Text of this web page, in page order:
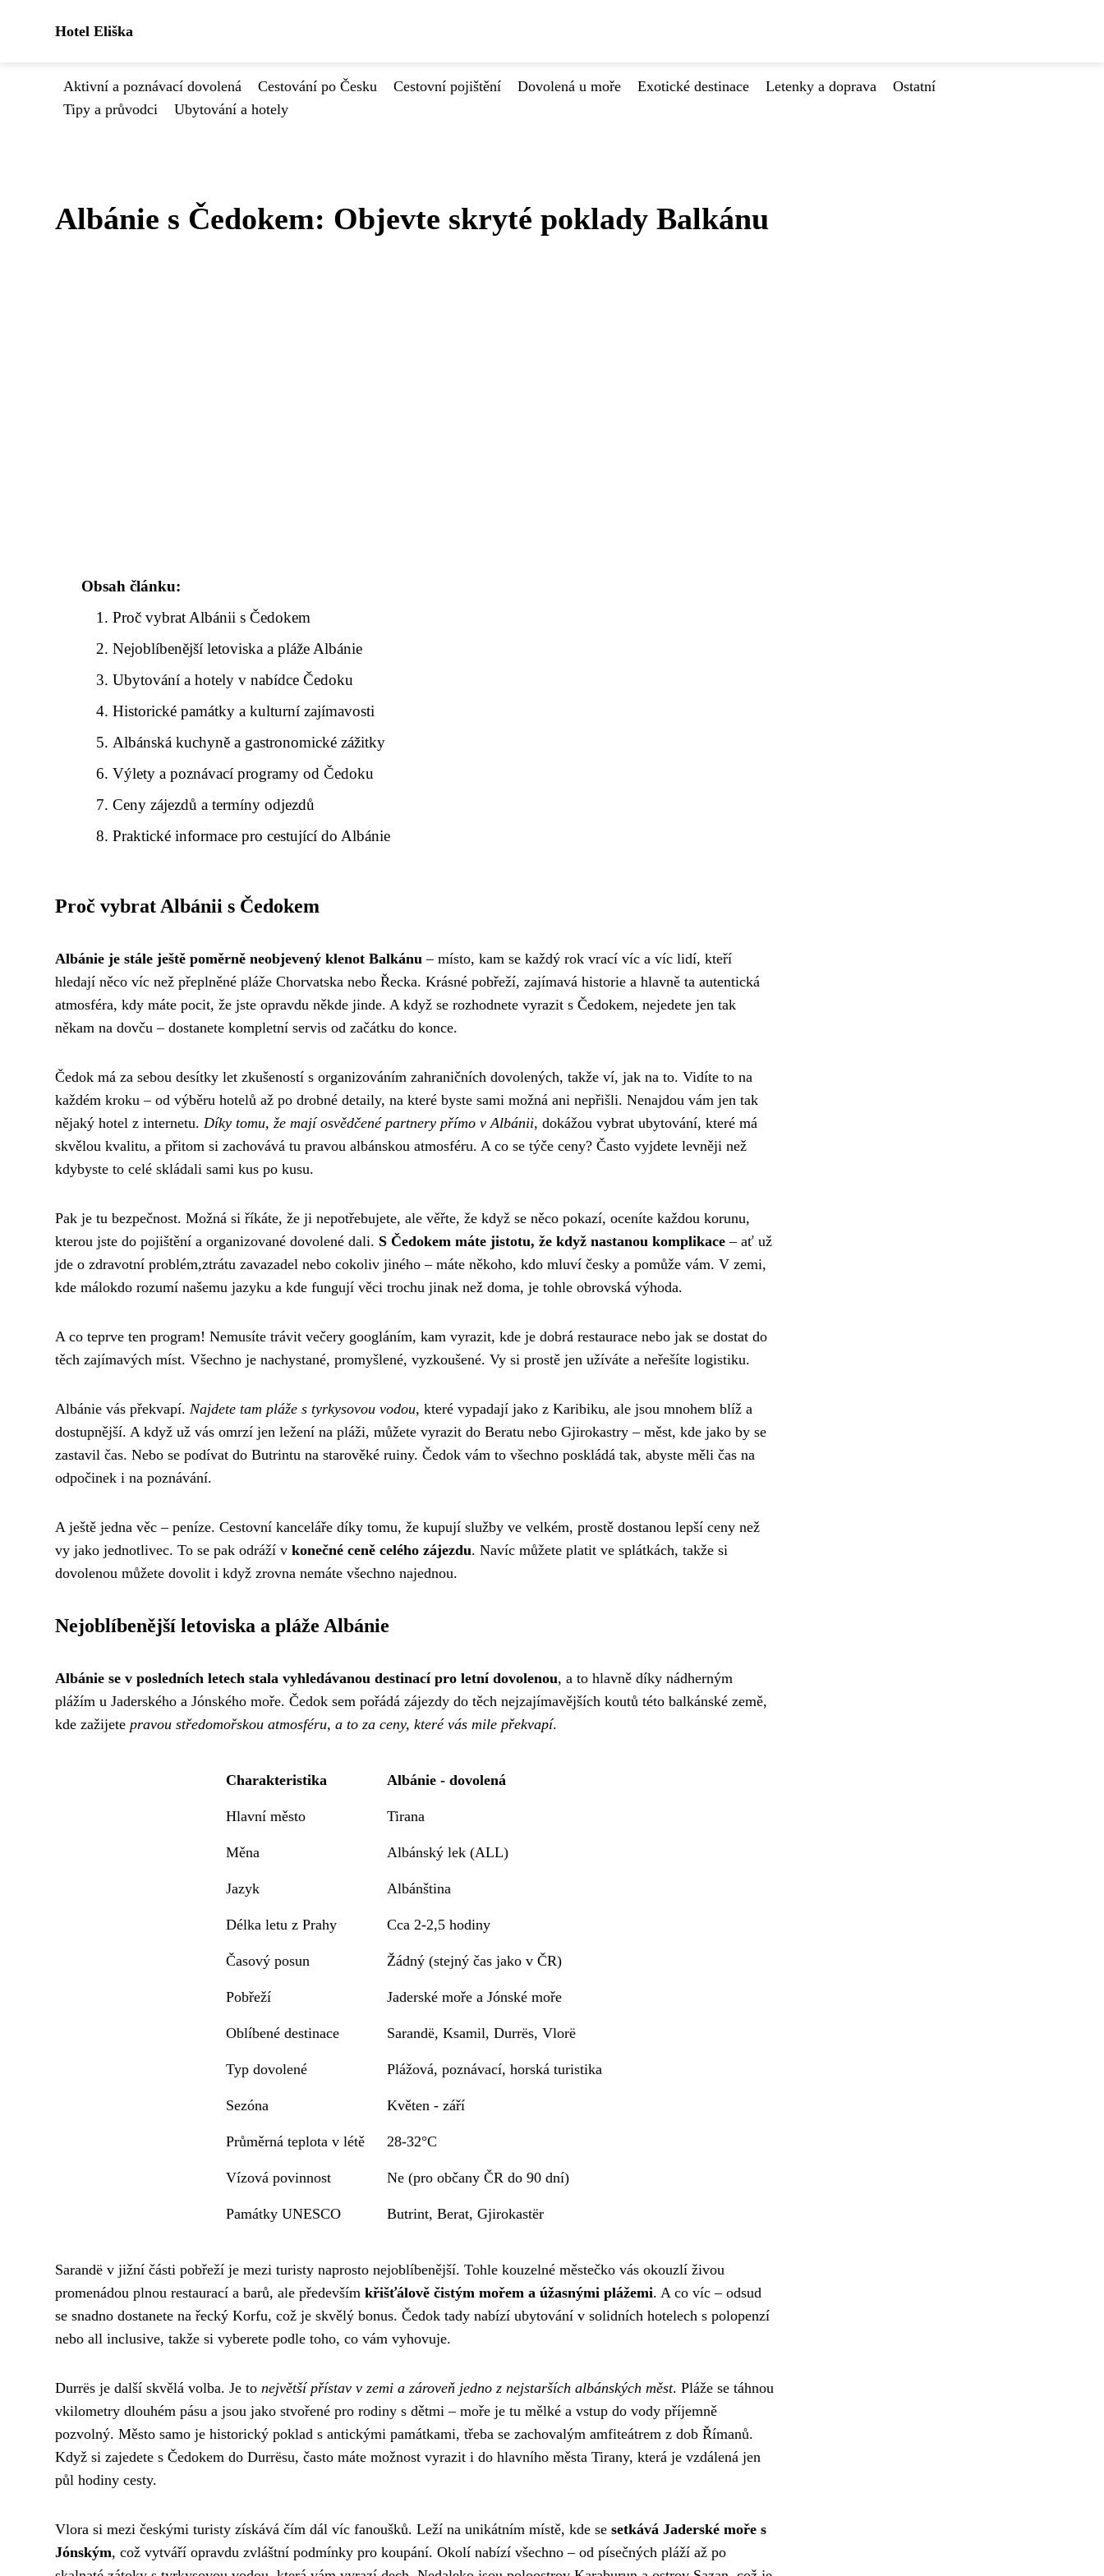
Hotel Eliška
Aktivní a poznávací dovolená Cestování po Česku Cestovní pojištění Dovolená u moře Exotické destinace Letenky a doprava
Ostatní
Tipy a průvodci
Ubytování a hotely
Albánie s Čedokem: Objevte skryté poklady Balkánu
Obsah článku:
Proč vybrat Albánii s Čedokem
Nejoblíbenější letoviska a pláže Albánie
Ubytování a hotely v nabídce Čedoku
Historické památky a kulturní zajímavosti
Albánská kuchyně a gastronomické zážitky
Výlety a poznávací programy od Čedoku
Ceny zájezdů a termíny odjezdů
Praktické informace pro cestující do Albánie
Proč vybrat Albánii s Čedokem
Albánie je stále ještě poměrně neobjevený klenot Balkánu – místo, kam se každý rok vrací víc a víc lidí, kteří
hledají něco víc než přeplněné pláže Chorvatska nebo Řecka. Krásné pobřeží, zajímavá historie a hlavně ta autentická
atmosféra, kdy máte pocit, že jste opravdu někde jinde. A když se rozhodnete vyrazit s Čedokem, nejedete jen tak
někam na dovču – dostanete kompletní servis od začátku do konce.
Čedok má za sebou desítky let zkušeností s organizováním zahraničních dovolených, takže ví, jak na to. Vidíte to na
každém kroku – od výběru hotelů až po drobné detaily, na které byste sami možná ani nepřišli. Nenajdou vám jen tak
nějaký hotel z internetu. Díky tomu, že mají osvědčené partnery přímo v Albánii, dokážou vybrat ubytování, které má
skvělou kvalitu, a přitom si zachovává tu pravou albánskou atmosféru. A co se týče ceny? Často vyjdete levněji než
kdybyste to celé skládali sami kus po kusu.
Pak je tu bezpečnost. Možná si říkáte, že ji nepotřebujete, ale věřte, že když se něco pokazí, oceníte každou korunu,
kterou jste do pojištění a organizované dovolené dali. S Čedokem máte jistotu, že když nastanou komplikace – ať už
jde o zdravotní problém,ztrátu zavazadel nebo cokoliv jiného – máte někoho, kdo mluví česky a pomůže vám. V zemi,
kde málokdo rozumí našemu jazyku a kde fungují věci trochu jinak než doma, je tohle obrovská výhoda.
A co teprve ten program! Nemusíte trávit večery googláním, kam vyrazit, kde je dobrá restaurace nebo jak se dostat do
těch zajímavých míst. Všechno je nachystané, promyšlené, vyzkoušené. Vy si prostě jen užíváte a neřešíte logistiku.
Albánie vás překvapí. Najdete tam pláže s tyrkysovou vodou, které vypadají jako z Karibiku, ale jsou mnohem blíž a
dostupnější. A když už vás omrzí jen ležení na pláži, můžete vyrazit do Beratu nebo Gjirokastry – měst, kde jako by se
zastavil čas. Nebo se podívat do Butrintu na starověké ruiny. Čedok vám to všechno poskládá tak, abyste měli čas na
odpočinek i na poznávání.
A ještě jedna věc – peníze. Cestovní kanceláře díky tomu, že kupují služby ve velkém, prostě dostanou lepší ceny než
vy jako jednotlivec. To se pak odráží v konečné ceně celého zájezdu. Navíc můžete platit ve splátkách, takže si
dovolenou můžete dovolit i když zrovna nemáte všechno najednou.
Nejoblíbenější letoviska a pláže Albánie
Albánie se v posledních letech stala vyhledávanou destinací pro letní dovolenou, a to hlavně díky nádherným
plážím u Jaderského a Jónského moře. Čedok sem pořádá zájezdy do těch nejzajímavějších koutů této balkánské země,
kde zažijete pravou středomořskou atmosféru, a to za ceny, které vás mile překvapí.
Charakteristika Albánie - dovolená
Hlavní město Tirana
Měna Albánský lek (ALL)
Jazyk Albánština
Délka letu z Prahy Cca 2-2,5 hodiny
Časový posun Žádný (stejný čas jako v ČR)
Pobřeží Jaderské moře a Jónské moře
Oblíbené destinace Sarandë, Ksamil, Durrës, Vlorë
Typ dovolené Plážová, poznávací, horská turistika
Sezóna Květen - září
Průměrná teplota v létě 28-32°C
Vízová povinnost Ne (pro občany ČR do 90 dní)
Památky UNESCO Butrint, Berat, Gjirokastër
Sarandë v jižní části pobřeží je mezi turisty naprosto nejoblíbenější. Tohle kouzelné městečko vás okouzlí živou
promenádou plnou restaurací a barů, ale především křišťálově čistým mořem a úžasnými plážemi. A co víc – odsud
se snadno dostanete na řecký Korfu, což je skvělý bonus. Čedok tady nabízí ubytování v solidních hotelech s polopenzí
nebo all inclusive, takže si vyberete podle toho, co vám vyhovuje.
Durrës je další skvělá volba. Je to největší přístav v zemi a zároveň jedno z nejstarších albánských měst. Pláže se táhnou
vkilometry dlouhém pásu a jsou jako stvořené pro rodiny s dětmi – moře je tu mělké a vstup do vody příjemně
pozvolný. Město samo je historický poklad s antickými památkami, třeba se zachovalým amfiteátrem z dob Římanů.
Když si zajedete s Čedokem do Durrësu, často máte možnost vyrazit i do hlavního města Tirany, která je vzdálená jen
půl hodiny cesty.
Vlora si mezi českými turisty získává čím dál víc fanoušků. Leží na unikátním místě, kde se setkává Jaderské moře s
Jónským, což vytváří opravdu zvláštní podmínky pro koupání. Okolí nabízí všechno – od písečných pláží až po